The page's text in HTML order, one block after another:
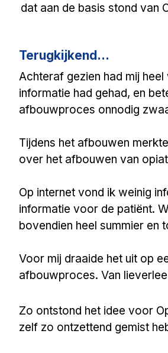
dat aan de basis stond van
Terugkijkend...
Achteraf gezien had mij
informatie had gehad, en
afbouwproces onnodig
Tijdens het afbouwen
over het afbouwen van
​Op internet vond ik weinig
informatie voor de patiënt.
bovendien heel summier en
Voor mij draaide het uit op
afbouwproces. Van
Zo ontstond het idee voor
zelf zo ontzettend gemist